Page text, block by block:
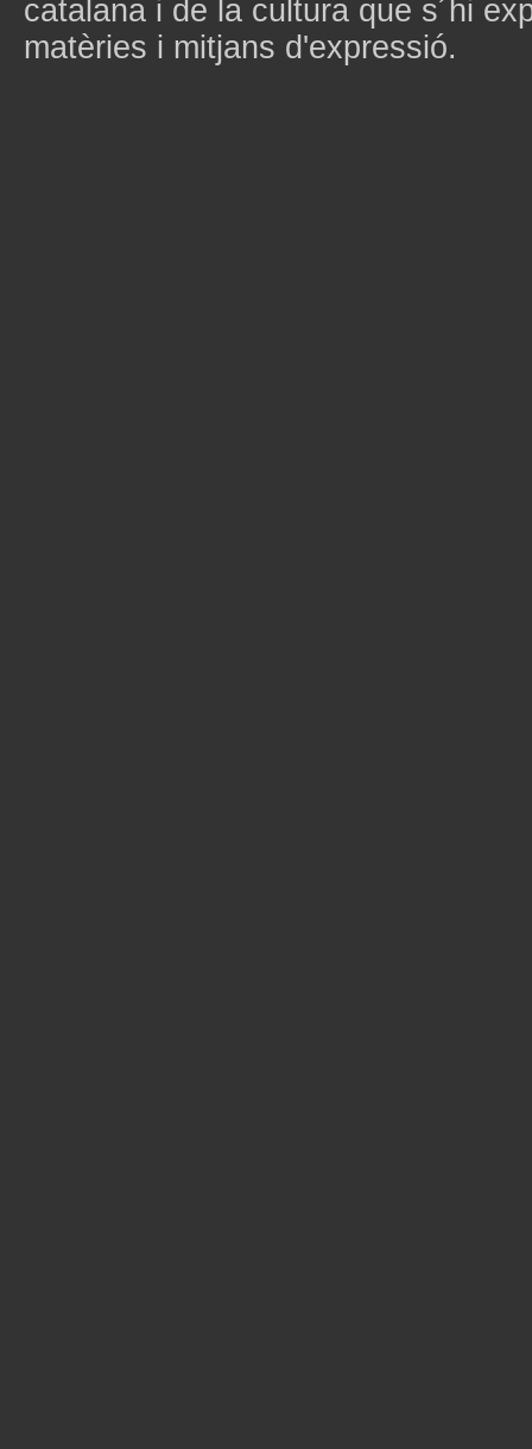
catalana i de la cultura que s´hi
matèries i mitjans d'expressió.